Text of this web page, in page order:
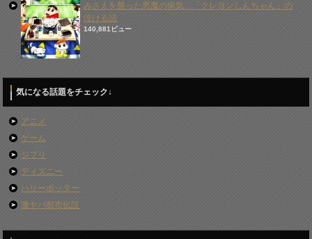
みさえを襲った悪魔の病気…「クレヨンしんちゃん」の
泣ける話
140,881ビュー
気になる話題をチェック↓
アニメ
ゲーム
ジブリ
ディズニー
ハリーポッター
激ヤバ都市伝説